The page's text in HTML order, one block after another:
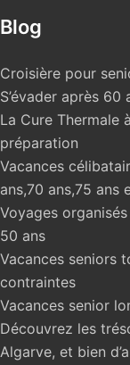
Blog
Croisière pour
S’évader après
La Cure Thermale
préparation
Vacances
ans,70 ans,75 ans
Voyages
50 ans
Vacances seniors
contraintes
Vacances senior
Découvrez les
Algarve, et bien